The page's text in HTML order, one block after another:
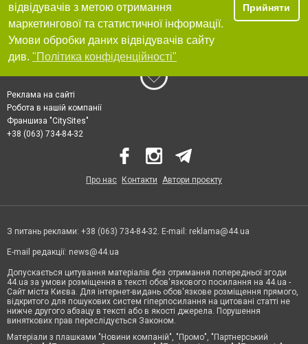
відвідувачів з метою отримання
маркетингової та статистичної інформації.
Умови обробки даних відвідувачів сайту
див. "Політика конфіденційності"
Прийняти
Реклама на сайті
Робота в нашій компанії
Франшиза "CitySites"
+38 (063) 734-84-32
Про нас Контакти Автори проєкту
З питань реклами: +38 (063) 734-84-32. E-mail: reklama@44.ua
E-mail редакції: news@44.ua
Допускається цитування матеріалів без отримання попередньої згоди
44.ua за умови розміщення в тексті обов'язкового посилання на 44.ua -
Сайт міста Києва. Для інтернет-видань обов'язкове розміщення прямого,
відкритого для пошукових систем гіперпосилання на цитовані статті не
нижче другого абзацу в тексті або в якості джерела. Порушення
виняткових прав переслідується Законом.
Матеріали з плашками "Новини компаній", "Промо", "Партнерський